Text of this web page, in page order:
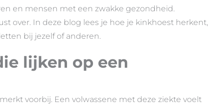
en mensen met een zwakke gezondheid.
over. In deze blog lees je hoe je kinkhoest herkent,
bij jezelf of anderen.
lijken op een
voorbij. Een volwassene met deze ziekte voelt